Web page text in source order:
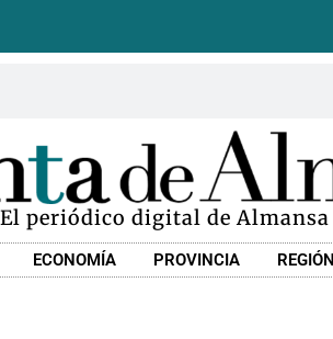
El periódico digital de Almansa
ECONOMÍA PROVINCIA REGIÓN